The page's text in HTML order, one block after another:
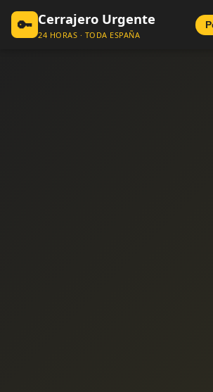
🔑 Cerrajero Urgente
24 HORAS · TODA ESPAÑA